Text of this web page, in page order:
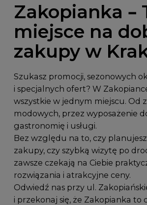
Zakopianka –
miejsce na
zakupy w
Szukasz promocji, sezonowych
i specjalnych ofert? W
wszystkie w jednym miejscu. Od
modowych, przez wyposażenie
gastronomię i usługi.
Bez względu na to, czy
zakupy, czy szybką wizytę po
zawsze czekają na Ciebie
rozwiązania i atrakcyjne ceny.
Odwiedź nas przy ul.
i przekonaj się, że Zakopianka to